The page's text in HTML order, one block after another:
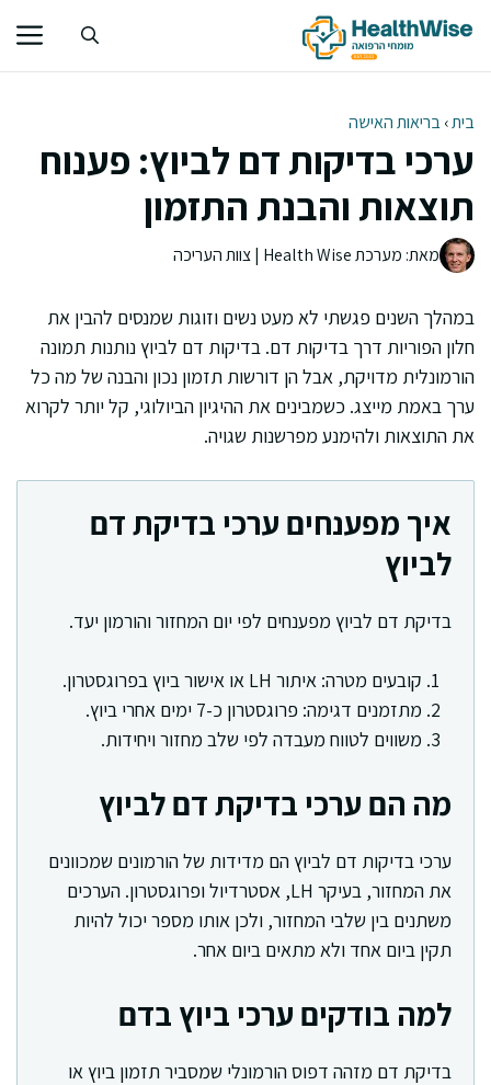
לתוכן
בית›בריאות האישה
ערכי בדיקות דם לביוץ: פענוח
תוצאות והבנת התזמון
מאת: מערכת Health Wise | צוות העריכה
במהלך השנים פגשתי לא מעט נשים וזוגות שמנסים להבין את
חלון הפוריות דרך בדיקות דם. בדיקות דם לביוץ נותנות תמונה
הורמונלית מדויקת, אבל הן דורשות תזמון נכון והבנה של מה כל
ערך באמת מייצג. כשמבינים את ההיגיון הביולוגי, קל יותר לקרוא
את התוצאות ולהימנע מפרשנות שגויה.
איך מפענחים ערכי בדיקת דם
לביוץ
בדיקת דם לביוץ מפענחים לפי יום המחזור והורמון יעד.
קובעים מטרה: איתור LH או אישור ביוץ בפרוגסטרון.
מתזמנים דגימה: פרוגסטרון כ-7 ימים אחרי ביוץ.
משווים לטווח מעבדה לפי שלב מחזור ויחידות.
מה הם ערכי בדיקת דם לביוץ
ערכי בדיקות דם לביוץ הם מדידות של הורמונים שמכוונים
את המחזור, בעיקר LH, אסטרדיול ופרוגסטרון. הערכים
משתנים בין שלבי המחזור, ולכן אותו מספר יכול להיות
תקין ביום אחד ולא מתאים ביום אחר.
למה בודקים ערכי ביוץ בדם
בדיקת דם מזהה דפוס הורמונלי שמסביר תזמון ביוץ או